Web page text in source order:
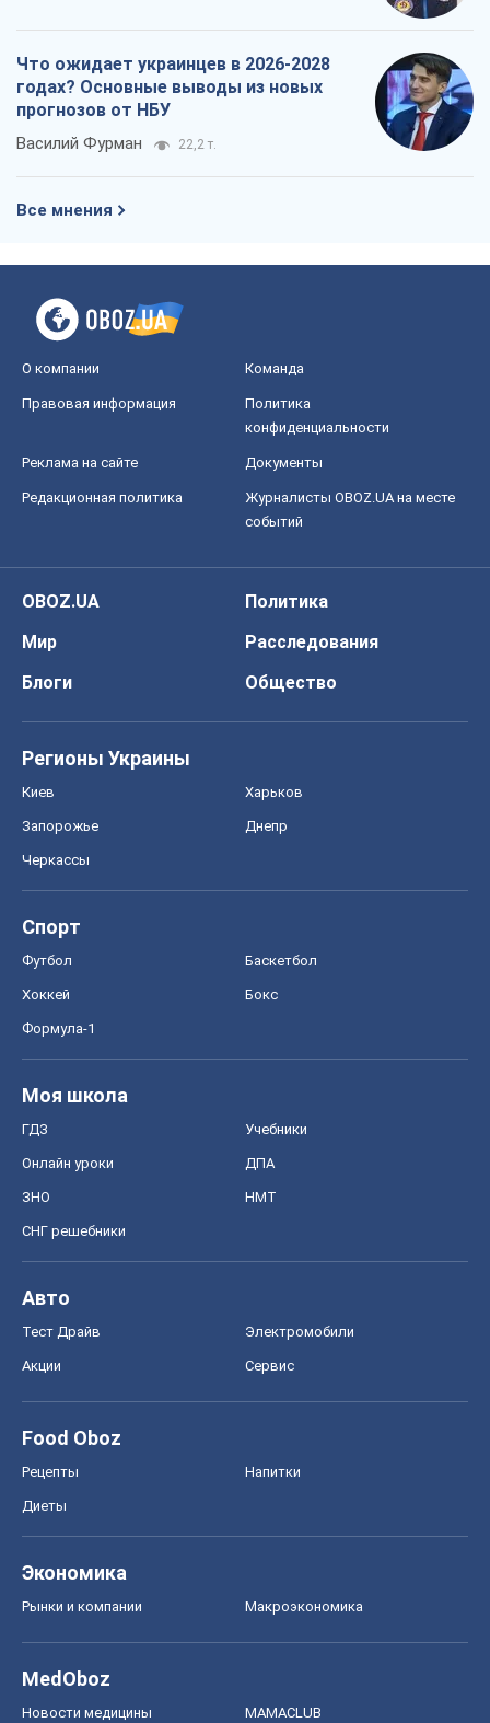
Что ожидает украинцев в 2026-2028
годах? Основные выводы из новых
прогнозов от НБУ
Василий Фурман 22,2 т.
Все мнения
О компании Команда
Правовая информация
Политика
конфиденциальности
Реклама на сайте Документы
Редакционная политика
Журналисты OBOZ.UA на месте
событий
OBOZ.UA
Политика
Мир
Расследования
Блоги
Общество
Регионы Украины
Киев Харьков
Запорожье Днепр
Черкассы
Спорт
Футбол Баскетбол
Хоккей Бокс
Формула-1
Моя школа
ГДЗ Учебники
Онлайн уроки ДПА
ЗНО НМТ
СНГ решебники
Авто
Тест Драйв Электромобили
Акции Сервис
Food Oboz
Рецепты Напитки
Диеты
Экономика
Рынки и компании Mакроэкономика
MedOboz
Новости медицины MAMACLUB